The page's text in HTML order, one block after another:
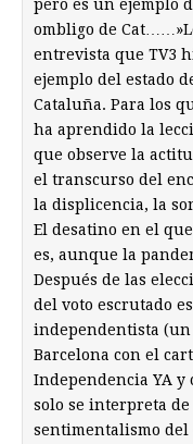
pero es un ejemplo
ombligo de
entrevista que TV3
ejemplo del estado
Cataluña. Para los
ha aprendido la
que observe la
el transcurso del
la displicencia, la
El desatino en el
es, aunque la
Después de las
del voto escrutado
independentista (un
Barcelona con el
Independencia YA y
solo se interpreta
sentimentalismo